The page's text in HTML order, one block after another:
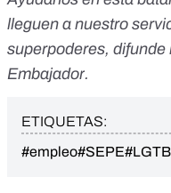
lleguen a nuestro
superpoderes, difunde
Embajador.
ETIQUETAS:
#empleo#SEPE